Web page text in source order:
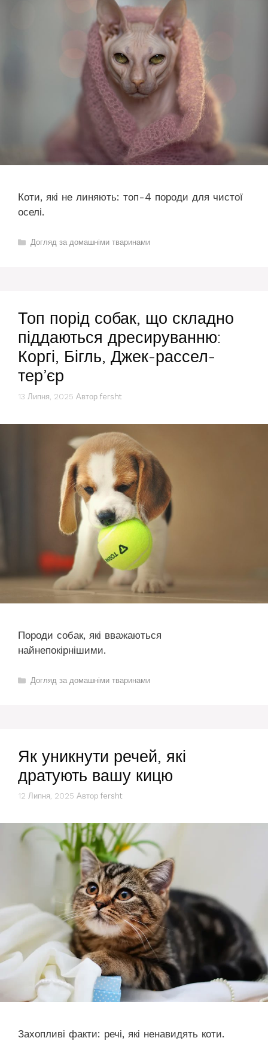
Коти, які не линяють: топ-4 породи для чистої
оселі.
Категорії
Догляд за домашніми тваринами
Топ порід собак, що складно
піддаються дресируванню:
Коргі, Бігль, Джек-рассел-
тер’єр
13 Липня, 2025 Автор fersht
Породи собак, які вважаються
найнепокірнішими.
Категорії
Догляд за домашніми тваринами
Як уникнути речей, які
дратують вашу кицю
12 Липня, 2025 Автор fersht
Захопливі факти: речі, які ненавидять коти.